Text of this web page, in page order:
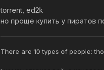
torrent, ed2k
но проще купить у пиратов
There are 10 types of people: